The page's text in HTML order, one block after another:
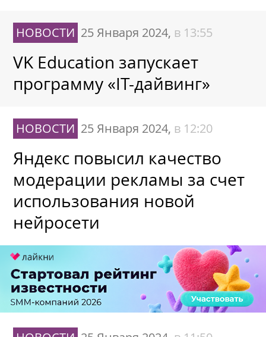
НОВОСТИ 25 Января 2024, в 13:55
VK Education запускает
программу «IT-дайвинг»
НОВОСТИ 25 Января 2024, в 12:20
Яндекс повысил качество
модерации рекламы за счет
использования новой
нейросети